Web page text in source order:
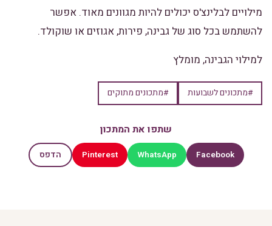
מילויים לבלינצ'ס יכולים להיות מגוונים מאוד. אפשר
להשתמש בכל סוג של גבינה, פירות, אגוזים או שוקולד.
למילוי הגבינה, מומלץ
#מתכונים לשבועות #מתכונים מתוקים
שתפו את המתכון
Facebook
WhatsApp
Pinterest הדפס